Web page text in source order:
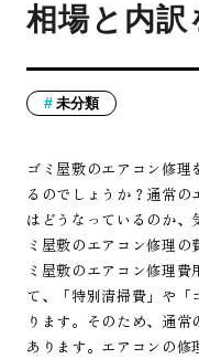
相場と内訳
未分類
ゴミ屋敷のエアコン修
るのでしょうか？通常
はどうなっているのか、
ミ屋敷のエアコン修理
ミ屋敷のエアコン修理
て、「特別清掃費」や「
ります。そのため、通
あります。エアコンの修